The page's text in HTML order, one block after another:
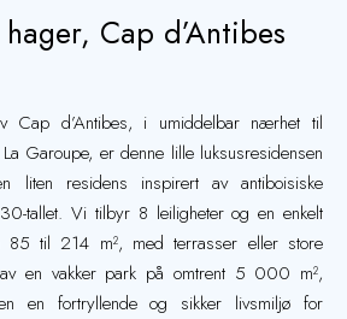
Cap d’Antibes
Cap d’Antibes, i umiddelbar nærhet til
Garoupe, er denne lille luksusresidensen
liten residens inspirert av antiboisiske
tallet. Vi tilbyr 8 leiligheter og en enkelt
til 214 m², med terrasser eller store
en vakker park på omtrent 5 000 m²,
en fortryllende og sikker livsmiljø for